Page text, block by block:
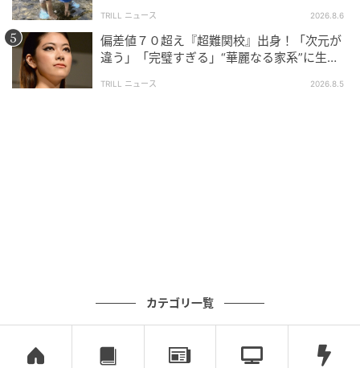
TRILL ニュース 2026.8.6
偏差値７０超え『超難関校』出身！「次元が
違う」「完璧すぎる」“華麗なる家系”に生ま
TRILL ニュース 2026.8.5
カテゴリ一覧